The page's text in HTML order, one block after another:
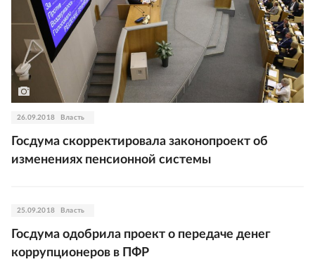
26.09.2018 Власть
Госдума скорректировала законопроект об
изменениях пенсионной системы
25.09.2018 Власть
Госдума одобрила проект о передаче денег
коррупционеров в ПФР